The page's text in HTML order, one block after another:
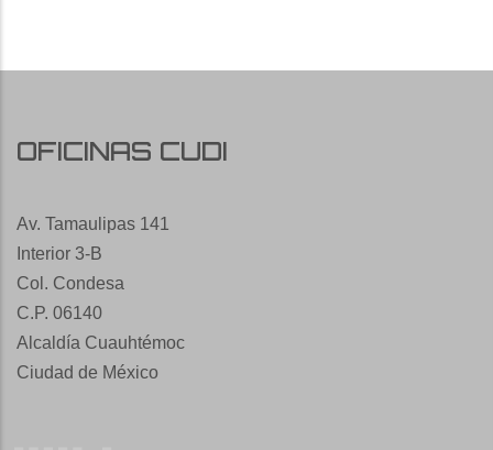
OFICINAS CUDI
Av. Tamaulipas 141
Interior 3-B
Col. Condesa
C.P. 06140
Alcaldía Cuauhtémoc
Ciudad de México